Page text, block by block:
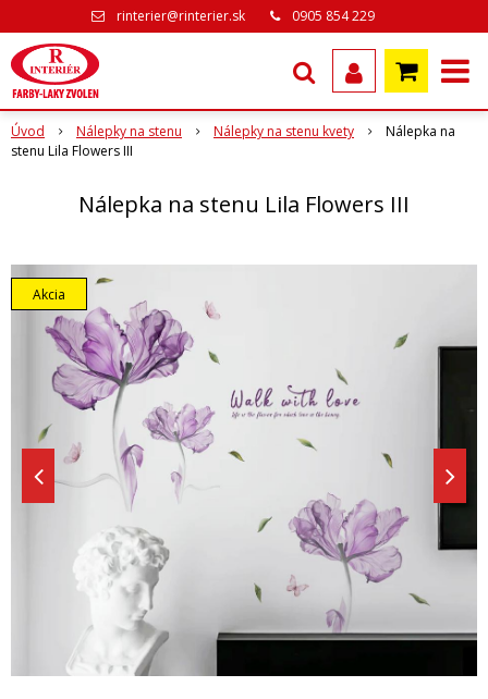
rinterier@rinterier.sk 0905 854 229
Úvod Nálepky na stenu Nálepky na stenu kvety
Nálepka na
stenu Lila Flowers III
Nálepka na stenu Lila Flowers III
Akcia